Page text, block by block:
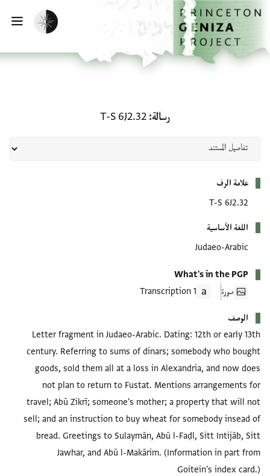
إلى المحتوى الرئيسي
الرئيسية
تفعيل الوضع المظلم
رسالة T-S 6J2.32
علامة الرف
T-S 6J2.32
اللغة الأساسية
Judaeo-Arabic
What's in the PGP
صورة
1 Transcription
الوصف
Letter fragment in Judaeo-Arabic. Dating: 12th or early 13th
century. Referring to sums of dinars; somebody who bought
goods, sold them all at a loss in Alexandria, and now does
not plan to return to Fustat. Mentions arrangements for
travel; Abū Zikrī; someone's mother; a property that will not
sell; and an instruction to buy wheat for somebody insead of
bread. Greetings to Sulaymān, Abū l-Faḍl, Sitt Intijāb, Sitt
Jawhar, and Abū l-Makārim. (Information in part from
Goitein's index card.)